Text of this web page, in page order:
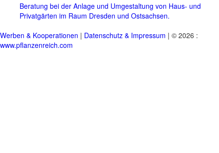
Beratung bei der Anlage und Umgestaltung von Haus- und
Privatgärten im Raum Dresden und Ostsachsen.
Werben & Kooperationen | Datenschutz & Impressum | © 2026 :
www.pflanzenreich.com